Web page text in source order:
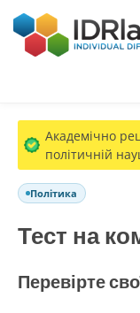
Академічно
політичній
Політика
Тест на
Перевірте